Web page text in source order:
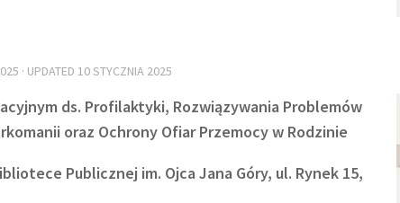
· UPDATED 10 STYCZNIA 2025
ds. Profilaktyki, Rozwiązywania Problemów
oraz Ochrony Ofiar Przemocy w Rodzinie
Publicznej im. Ojca Jana Góry, ul. Rynek 15,